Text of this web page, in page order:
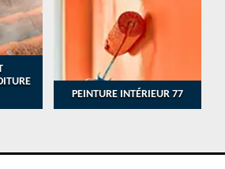
PEINTURE INTÉRIEUR 77